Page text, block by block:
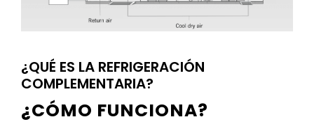
¿QUÉ ES LA REFRIGERACIÓN
COMPLEMENTARIA?
¿CÓMO FUNCIONA?